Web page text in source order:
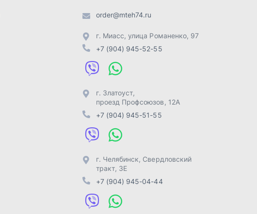
г. Челябинск,Свердловский
тракт, 3Е
Отправить заявку
Разработка -